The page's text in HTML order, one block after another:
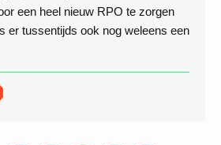
een heel nieuw RPO te zorgen
er tussentijds ook nog weleens een